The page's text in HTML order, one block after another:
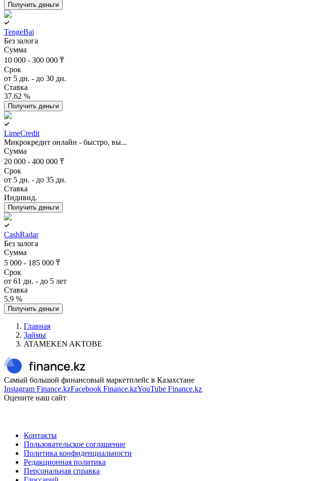
Получить деньги
TengeBai
Без залога
Сумма
10 000 - 300 000 ₸
Срок
от 5 дн. - до 30 дн.
Ставка
37.62 %
Получить деньги
LimeCredit
Микрокредит онлайн - быстро, вы...
Сумма
20 000 - 400 000 ₸
Срок
от 5 дн. - до 35 дн.
Ставка
Индивид.
Получить деньги
CashRadar
Без залога
Сумма
5 000 - 185 000 ₸
Срок
от 61 дн. - до 5 лет
Ставка
5.9 %
Получить деньги
Главная
Займы
ATAMEKEN AKTOBE
Самый большой финансовый маркетплейс в Казахстане
Instagram Finance.kzFacebook Finance.kzYouTube Finance.kz
Оцените наш сайт
Контакты
Пользовательское соглашение
Политика конфиденциальности
Редакционная политика
Персональная справка